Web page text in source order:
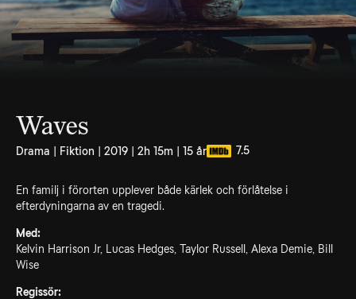
Waves
Drama | Fiktion | 2019 | 2h 15m | 15 år 7.5
En familj i förorten upplever både kärlek och förlåtelse i
efterdyningarna av en tragedi.
Med:
Kelvin Harrison Jr, Lucas Hedges, Taylor Russell, Alexa Demie, Bill
Wise
Regissör: